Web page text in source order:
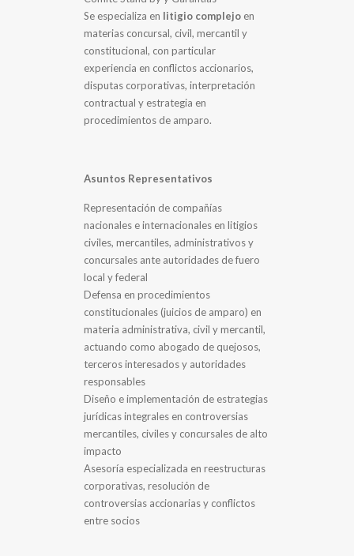
Se especializa en litigio complejo en
materias concursal, civil, mercantil y
constitucional, con particular
experiencia en conflictos accionarios,
disputas corporativas, interpretación
contractual y estrategia en
procedimientos de amparo.
Asuntos Representativos
Representación de compañías
nacionales e internacionales en litigios
civiles, mercantiles, administrativos y
concursales ante autoridades de fuero
local y federal
Defensa en procedimientos
constitucionales (juicios de amparo) en
materia administrativa, civil y mercantil,
actuando como abogado de quejosos,
terceros interesados y autoridades
responsables
Diseño e implementación de estrategias
jurídicas integrales en controversias
mercantiles, civiles y concursales de alto
impacto
Asesoría especializada en reestructuras
corporativas, resolución de
controversias accionarias y conflictos
entre socios